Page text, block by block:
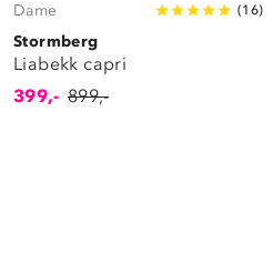
Dame (16)
Stormberg
Liabekk capri
399,- 899,-